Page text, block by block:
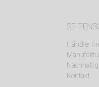
Händler
Kontakt